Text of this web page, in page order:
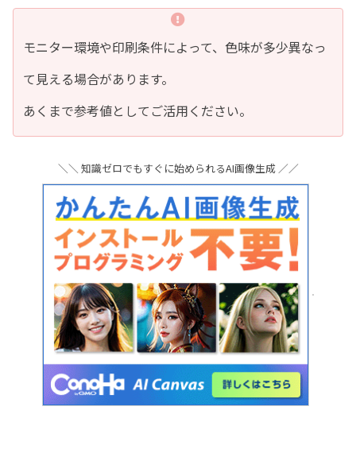
モニター環境や印刷条件によって、色味が多少異なっ
て見える場合があります。
あくまで参考値としてご活用ください。
＼＼ 知識ゼロでもすぐに始められるAI画像生成 ／／